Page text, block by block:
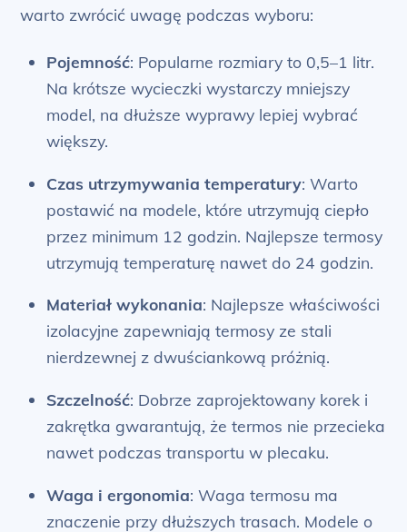
warto zwrócić uwagę podczas wyboru:
Pojemność: Popularne rozmiary to 0,5–1 litr.
Na krótsze wycieczki wystarczy mniejszy
model, na dłuższe wyprawy lepiej wybrać
większy.
Czas utrzymywania temperatury: Warto
postawić na modele, które utrzymują ciepło
przez minimum 12 godzin. Najlepsze termosy
utrzymują temperaturę nawet do 24 godzin.
Materiał wykonania: Najlepsze właściwości
izolacyjne zapewniają termosy ze stali
nierdzewnej z dwuściankową próżnią.
Szczelność: Dobrze zaprojektowany korek i
zakrętka gwarantują, że termos nie przecieka
nawet podczas transportu w plecaku.
Waga i ergonomia: Waga termosu ma
znaczenie przy dłuższych trasach. Modele o